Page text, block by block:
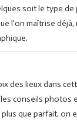
soit le type
l'on maîtrise déjà,
des lieux dans
conseils photos
que parfait, on